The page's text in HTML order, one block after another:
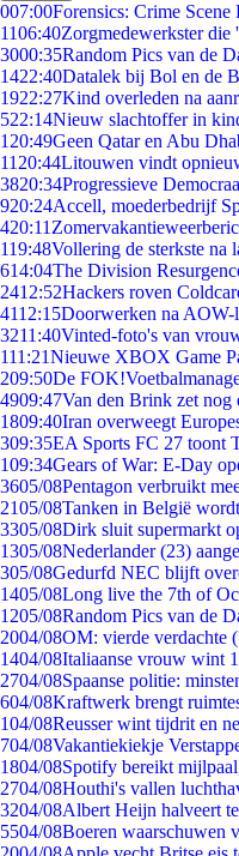
007:00Forensics: Crime Scene
1106:40Zorgmedewerkster die
3000:35Random Pics van de
1422:40Datalek bij Bol en de
1922:27Kind overleden na
522:14Nieuw slachtoffer in
1 20:49Geen Qatar en Abu
11 20:44Litouwen vindt
3820:34Progressieve
920:24Accell, moederbedrijf
420:11
119:48Vollering de sterkste na
614:04The Division
2412:52Hackers roven
4112:15Doorwerken na AOW-
3211:40Vinted-foto's van
111:21Nieuwe XBOX Game
209:50De
4909:47Van den Brink zet nog
1809:40Iran overweegt
309:35EA Sports FC 27 toont
109:34Gears of War: E-Day
3605/08Pentagon verbruikt
2105/08Tanken in België
3305/08Dirk sluit supermarkt
1305/08Nederlander (23)
305/08Gedurfd NEC blijft
1405/08Long live the 7th of
1205/08Random Pics van de
2004/08OM: vierde verdachte
1404/08Italiaanse vrouw wint
2704/08Spaanse politie:
604/08Kraftwerk brengt
104/08Reusser wint tijdrit en
704/08Vakantiekiekje
1804/08Spotify bereikt
2704/08Houthi's vallen
3204/08Albert Heijn halveert
5504/08Boeren waarschuwen